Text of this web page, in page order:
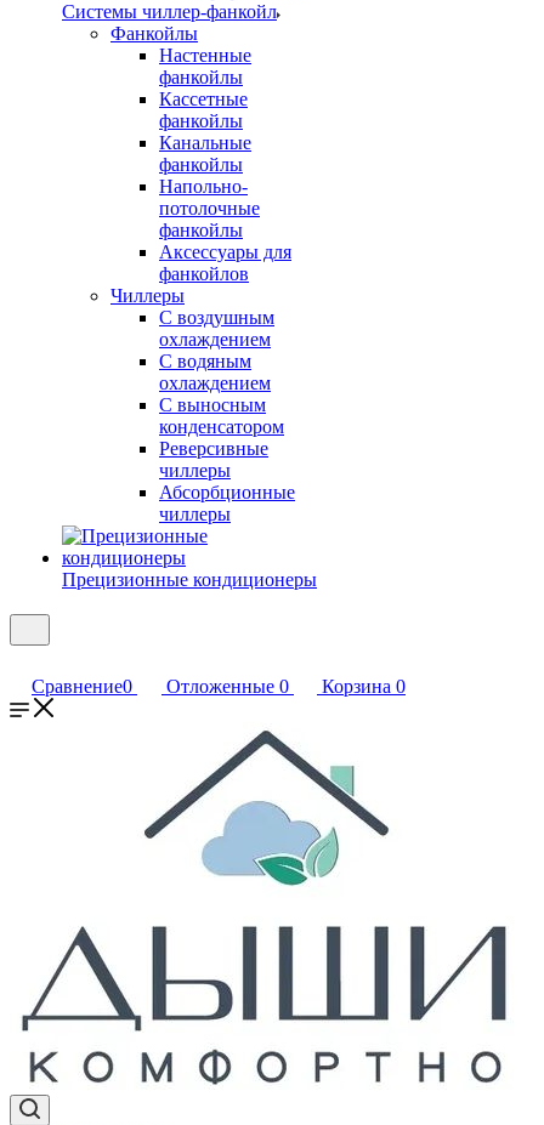
Системы чиллер-фанкойл
Фанкойлы
Настенные
фанкойлы
Кассетные
фанкойлы
Канальные
фанкойлы
Напольно-
потолочные
фанкойлы
Аксессуары для
фанкойлов
Чиллеры
С воздушным
охлаждением
С водяным
охлаждением
С выносным
конденсатором
Реверсивные
чиллеры
Абсорбционные
чиллеры
Прецизионные кондиционеры
Сравнение0 Отложенные 0 Корзина 0